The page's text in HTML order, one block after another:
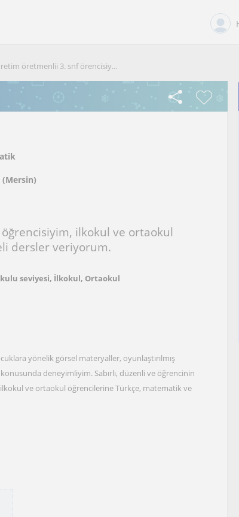
öretmenlii 3. snf örencisiy...
(Mersin)
ilkokul ve ortaokul
dersler veriyorum.
seviyesi, İlkokul, Ortaokul
yönelik görsel materyaller, oyunlaştırılmış
deneyimliyim. Sabırlı, düzenli ve öğrencinin
ve ortaokul öğrencilerine Türkçe, matematik ve